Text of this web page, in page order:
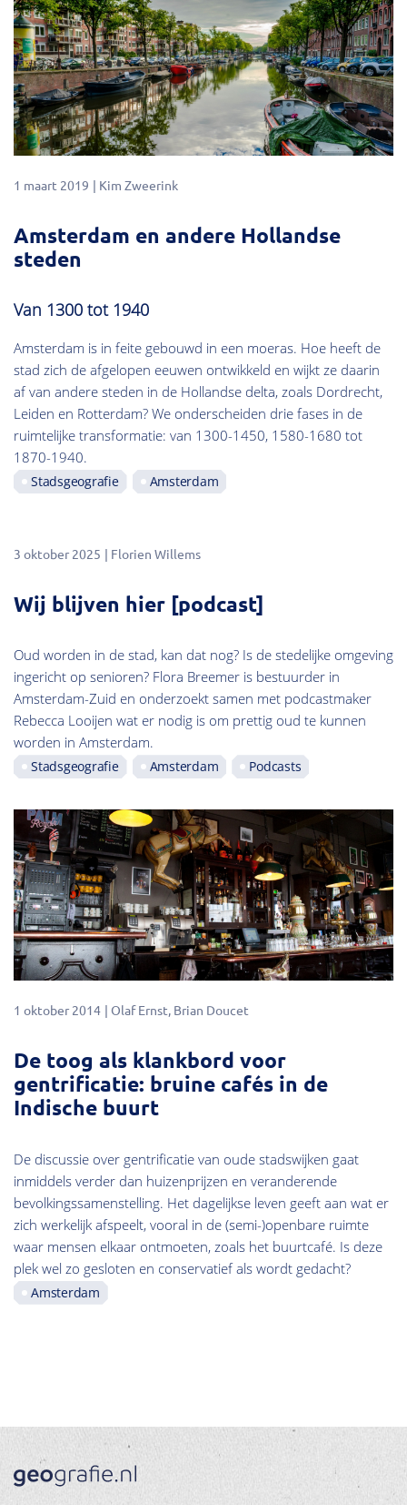
1 maart 2019 Kim Zweerink
Amsterdam en andere Hollandse
steden
Van 1300 tot 1940
Amsterdam is in feite gebouwd in een moeras. Hoe heeft de
stad zich de afgelopen eeuwen ontwikkeld en wijkt ze daarin
af van andere steden in de Hollandse delta, zoals Dordrecht,
Leiden en Rotterdam? We onderscheiden drie fases in de
ruimtelijke transformatie: van 1300-1450, 1580-1680 tot
1870-1940.
Stadsgeografie Amsterdam
3 oktober 2025 Florien Willems
Wij blijven hier [podcast]
Oud worden in de stad, kan dat nog? Is de stedelijke omgeving
ingericht op senioren? Flora Breemer is bestuurder in
Amsterdam-Zuid en onderzoekt samen met podcastmaker
Rebecca Looijen wat er nodig is om prettig oud te kunnen
worden in Amsterdam.
Stadsgeografie Amsterdam Podcasts
1 oktober 2014 Olaf Ernst Brian Doucet
De toog als klankbord voor
gentrificatie: bruine cafés in de
Indische buurt
De discussie over gentrificatie van oude stadswijken gaat
inmiddels verder dan huizenprijzen en veranderende
bevolkingssamenstelling. Het dagelijkse leven geeft aan wat er
zich werkelijk afspeelt, vooral in de (semi-)openbare ruimte
waar mensen elkaar ontmoeten, zoals het buurtcafé. Is deze
plek wel zo gesloten en conservatief als wordt gedacht?
Amsterdam